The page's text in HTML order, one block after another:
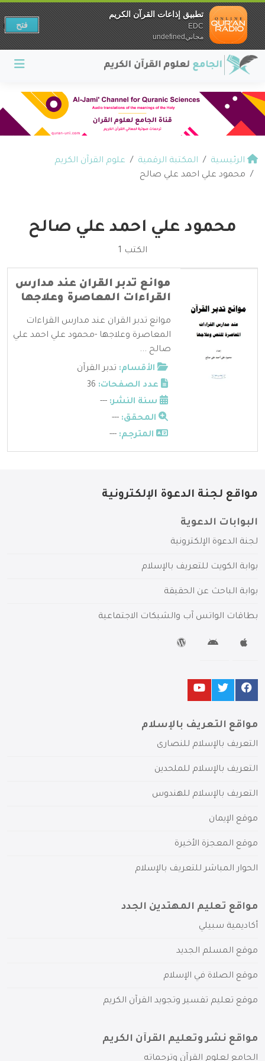
الرئيسية المكتبة الرقمية
علوم القرآن الكريم
محمود علي احمد علي صالح
محمود علي احمد علي صالح
الكتب 1
موانع تدبر القران عند مدارس
القراءات المعاصرة وعلاجها
موانع تدبر القران عند مدارس القراءات
المعاصرة وعلاجها -محمود علي احمد علي
صالح ...
الأقسام: تدبر القرآن
عدد الصفحات:
سنة النشر: ---
المحقق: ---
المترجم: ---
مواقع لجنة الدعوة الإلكترونية
البوابات الدعوية
لجنة الدعوة الإلكترونية
بوابة الكويت للتعريف بالإسلام
بوابة الباحث عن الحقيقة
بطاقات الواتس آب والشبكات الاجتماعية
مواقع التعريف بالإسلام
التعريف بالإسلام للنصارى
التعريف بالإسلام للملحدين
التعريف بالإسلام للهندوس
موقع الإيمان
موقع المعجزة الأخيرة
الحوار المباشر للتعريف بالإسلام
مواقع تعليم المهتدين الجدد
أكاديمية سبيلي
موقع المسلم الجديد
موقع الصلاة في الإسلام
موقع تعليم تفسير وتجويد القرآن الكريم
مواقع نشر وتعليم القرآن الكريم
الجامع لعلوم القرآن وترجماته
تطبيق إذاعات القرآن الكريم
EDC
مجانيundefined
فتح